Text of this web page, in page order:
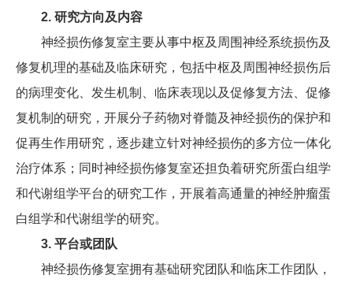
2. 研究方向及内容
神经损伤修复室主要从事中枢及周围神经系统损伤及
修复机理的基础及临床研究，包括中枢及周围神经损伤后
的病理变化、发生机制、临床表现以及促修复方法、促修
复机制的研究，开展分子药物对脊髓及神经损伤的保护和
促再生作用研究，逐步建立针对神经损伤的多方位一体化
治疗体系；同时神经损伤修复室还担负着研究所蛋白组学
和代谢组学平台的研究工作，开展着高通量的神经肿瘤蛋
白组学和代谢组学的研究。
3. 平台或团队
神经损伤修复室拥有基础研究团队和临床工作团队，